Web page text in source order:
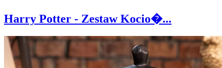
Harry Potter - Zestaw Kocio�...